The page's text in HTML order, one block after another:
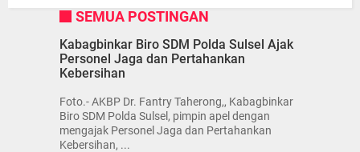
SEMUA POSTINGAN
Kabagbinkar Biro SDM Polda Sulsel Ajak
Personel Jaga dan Pertahankan
Kebersihan
Foto.- AKBP Dr. Fantry Taherong,, Kabagbinkar
Biro SDM Polda Sulsel, pimpin apel dengan
mengajak Personel Jaga dan Pertahankan
Kebersihan, ...